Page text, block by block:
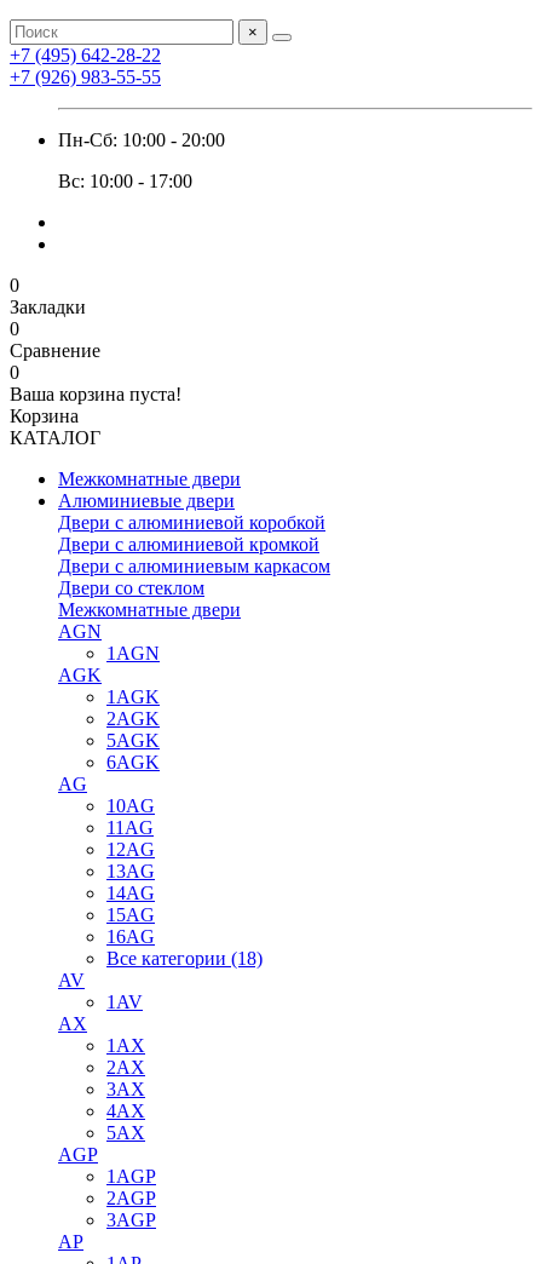
×
+7 (495) 642-28-22
+7 (926) 983-55-55
Пн-Сб: 10:00 - 20:00
Вс: 10:00 - 17:00
0
Закладки
0
Сравнение
0
Ваша корзина пуста!
Корзина
КАТАЛОГ
Межкомнатные двери
Алюминиевые двери
Двери с алюминиевой коробкой
Двери с алюминиевой кромкой
Двери с алюминиевым каркасом
Двери со стеклом
Межкомнатные двери
AGN
1AGN
AGK
1AGK
2AGK
5AGK
6AGK
AG
10AG
11AG
12AG
13AG
14AG
15AG
16AG
Все категории (18)
AV
1AV
AX
1AX
2AX
3AX
4AX
5AX
AGP
1AGP
2AGP
3AGP
AP